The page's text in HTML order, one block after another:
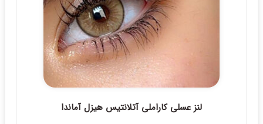
لنز عسلی کاراملی آتلانتیس هیزل آماندا